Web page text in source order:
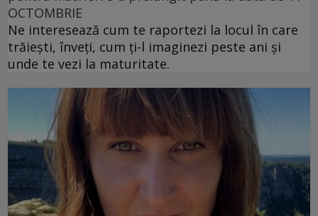
OCTOMBRIE
Ne interesează cum te raportezi la locul în care
trăiești, înveți, cum ți-l imaginezi peste ani și
unde te vezi la maturitate.